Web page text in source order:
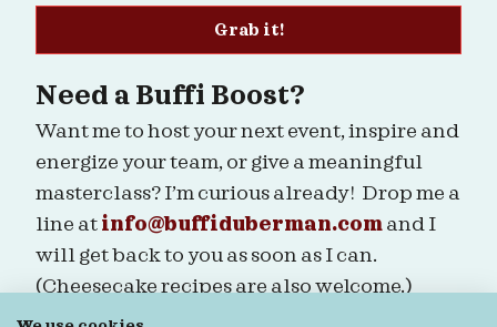
Need a Buffi Boost?
Want me to host your next event, inspire and
energize your team, or give a meaningful
masterclass? I’m curious already! Drop me a
line at info@buffiduberman.com and I
will get back to you as soon as I can.
(Cheesecake recipes are also welcome.)
Grab it!